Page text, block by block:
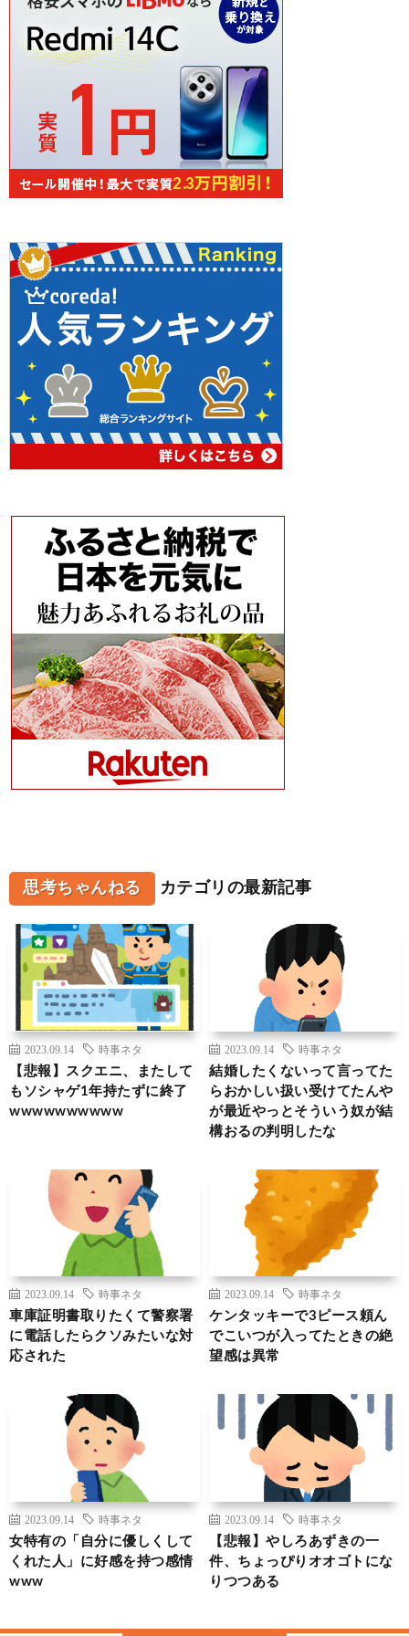
思考ちゃんねる カテゴリの最新記事
2023.09.14 時事ネタ
【悲報】スクエニ、またして
もソシャゲ1年持たずに終了
wwwwwwwwww
2023.09.14 時事ネタ
結婚したくないって言ってた
らおかしい扱い受けてたんや
が最近やっとそういう奴が結
構おるの判明したな
2023.09.14 時事ネタ
車庫証明書取りたくて警察署
に電話したらクソみたいな対
応された
2023.09.14 時事ネタ
ケンタッキーで3ピース頼ん
でこいつが入ってたときの絶
望感は異常
2023.09.14 時事ネタ
女特有の「自分に優しくして
くれた人」に好感を持つ感情
www
2023.09.14 時事ネタ
【悲報】やしろあずきの一
件、ちょっぴりオオゴトにな
りつつある